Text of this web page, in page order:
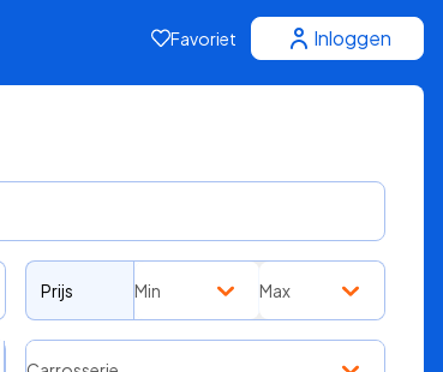
Favoriet Inloggen
Prijs Min Max